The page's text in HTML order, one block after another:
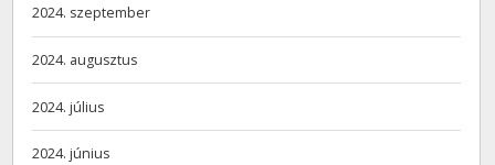
2024. szeptember
2024. augusztus
2024. július
2024. június